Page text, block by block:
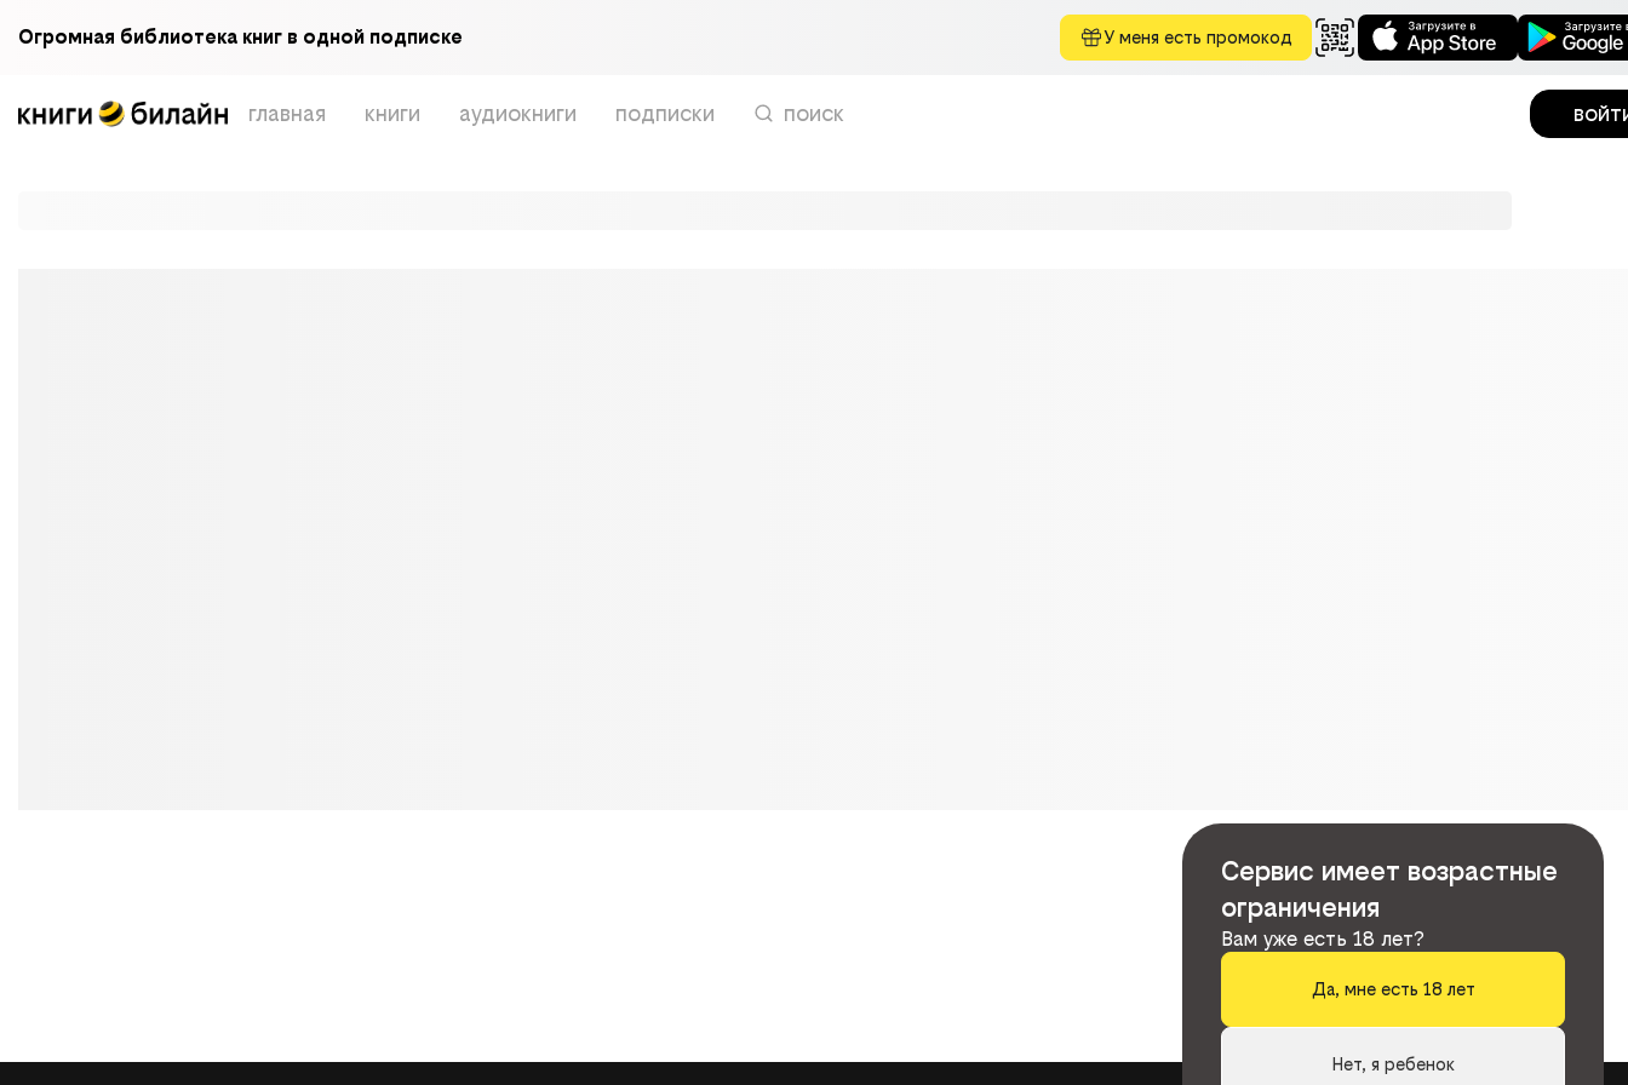
Огромная библиотека книг в одной подписке У меня есть промокод
главная книги аудиокниги подписки поиск
Сервис имеет возрастные
ограничения
Вам уже есть 18 лет?
Да, мне есть 18 лет
Нет, я ребенок